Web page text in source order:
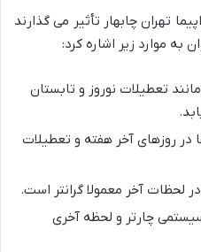
تهران چابهار تأثیر می گذارند
به موارد زیر اشاره کرد:
تعطیلات نوروز و تابستان
در روزهای آخر هفته و تعطیلات
لحظات آخر معمولا گرانتر است.
چارتر و لحظه آخری